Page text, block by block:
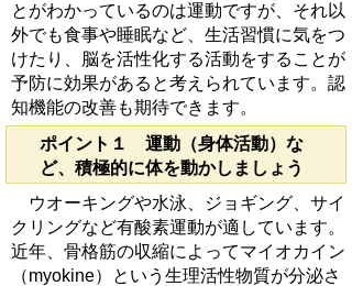
とがわかっているのは運動ですが、それ以
外でも食事や睡眠など、生活習慣に気をつ
けたり、脳を活性化する活動をすることが
予防に効果があると考えられています。認
知機能の改善も期待できます。
ポイント１ 運動（身体活動）な
ど、積極的に体を動かしましょう
ウオーキングや水泳、ジョギング、サイ
クリングなど有酸素運動が適しています。
近年、骨格筋の収縮によってマイオカイン
（myokine）という生理活性物質が分泌さ